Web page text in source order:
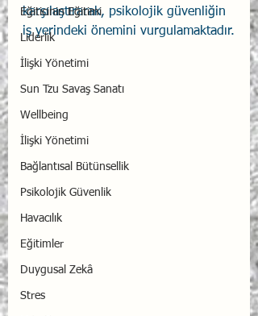
Eğiticinin Eğitimi
Liderlik
İlişki Yönetimi
Sun Tzu Savaş Sanatı
Wellbeing
İlişki Yönetimi
Bağlantısal Bütünsellik
Psikolojik Güvenlik
Havacılık
Eğitimler
Duygusal Zekâ
Stres
karşılaştırarak, psikolojik güvenliğin
iş yerindeki önemini vurgulamaktadır.